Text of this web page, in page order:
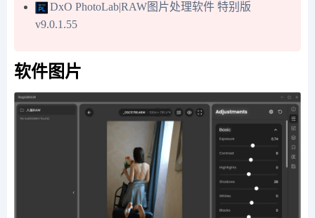
DxO PhotoLab|RAW图片处理软件 特别版
v9.0.1.55
软件图片